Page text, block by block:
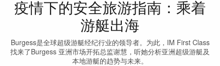
疫情下的安全旅游指南：乘着
游艇出海
Burgess是全球超级游艇经纪行业的领导者。为此，IM First Class
找来了Burgess 亚洲市场开拓总监谢慧，听她分析亚洲超级游艇及
本地游艇的趋势与未来。